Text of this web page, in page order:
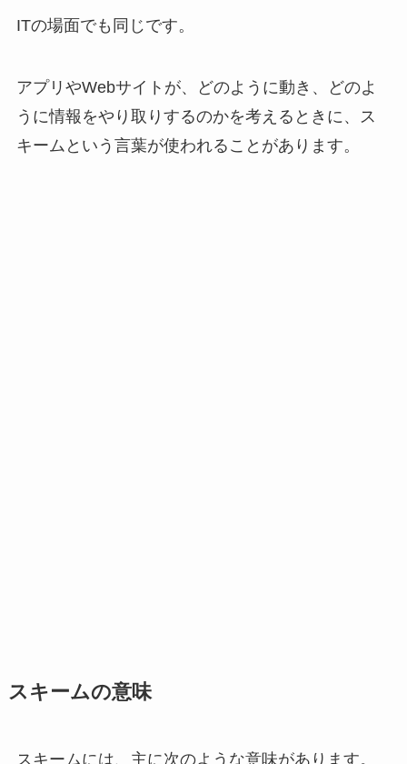
ITの場面でも同じです。
アプリやWebサイトが、どのように動き、どのよ
うに情報をやり取りするのかを考えるときに、ス
キームという言葉が使われることがあります。
スキームの意味
スキームには、主に次のような意味があります。